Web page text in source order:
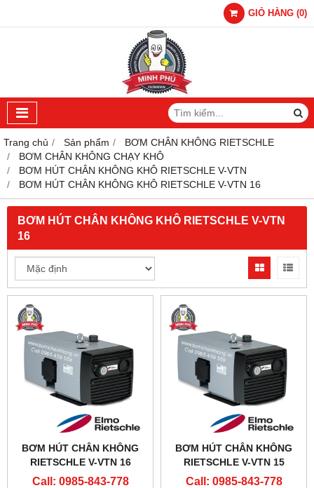
GIỎ HÀNG (0)
Trang chủ Sản phẩm
BƠM CHÂN KHÔNG RIETSCHLE
BƠM CHÂN KHÔNG CHẠY KHÔ
BƠM HÚT CHÂN KHÔNG KHÔ RIETSCHLE V-VTN
BƠM HÚT CHÂN KHÔNG KHÔ RIETSCHLE V-VTN 16
BƠM HÚT CHÂN KHÔNG KHÔ RIETSCHLE V-VTN
16
BƠM HÚT CHÂN KHÔNG
RIETSCHLE V-VTN 16
Call: 0985-843-778
BƠM HÚT CHÂN KHÔNG
RIETSCHLE V-VTN 15
Call: 0985-843-778